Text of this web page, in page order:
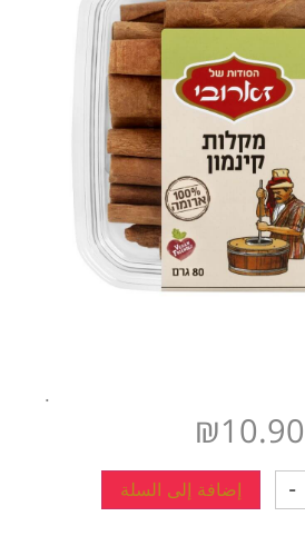
.
₪10.90
- إضافة إلى السلة